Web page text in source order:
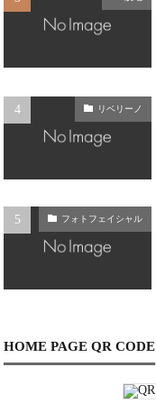
リベリーノ
フォトフェイシャル
HOME PAGE QR CODE